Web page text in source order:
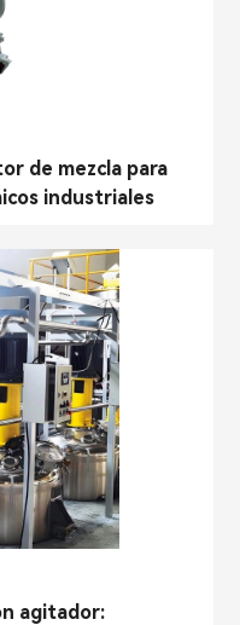
de mezcla para
industriales
agitador: